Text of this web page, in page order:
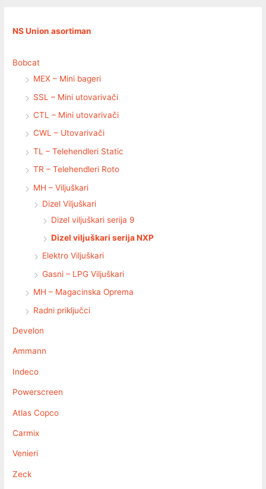
NS Union asortiman
Bobcat
MEX – Mini bageri
SSL – Mini utovarivači
CTL – Mini utovarivači
CWL – Utovarivači
TL – Telehendleri Static
TR – Telehendleri Roto
MH – Viljuškari
Dizel Viljuškari
Dizel viljuškari serija 9
Dizel viljuškari serija NXP
Elektro Viljuškari
Gasni – LPG Viljuškari
MH – Magacinska Oprema
Radni priključci
Develon
Ammann
Indeco
Powerscreen
Atlas Copco
Carmix
Venieri
Zeck